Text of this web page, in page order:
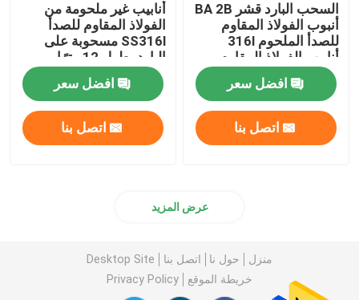
السحب البارد قشر BA 2B
أنبوب الفولاذ المقاوم
للصدأ الملحوم 316l
أنابيب الفولاذ المقاوم
للصدأ
افضل سعر
اتصل بنا
أنابيب غير ملحومة من
الفولاذ المقاوم للصدأ
SS316l مسحوبة على
البارد بطول 12 مترًا
افضل سعر
اتصل بنا
عرض المزيد
منزل حول نا اتصل بنا
Desktop Site
خريطة الموقع
Privacy Policy